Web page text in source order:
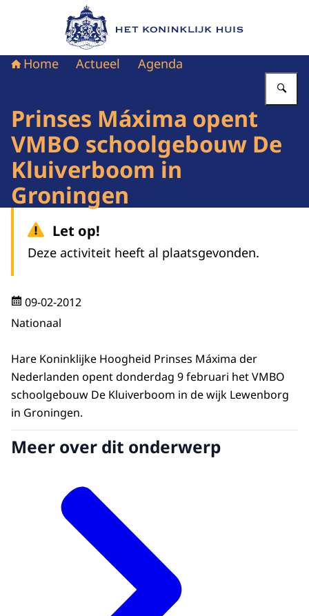
Naar de homepage van Het Koninklijk Huis
Home Actueel Agenda
Prinses Máxima opent
VMBO schoolgebouw De
Kluiverboom in
Groningen
Let op!
Deze activiteit heeft al plaatsgevonden.
09-02-2012
Nationaal
Hare Koninklijke Hoogheid Prinses Máxima der
Nederlanden opent donderdag 9 februari het VMBO
schoolgebouw De Kluiverboom in de wijk Lewenborg
in Groningen.
Meer over dit onderwerp